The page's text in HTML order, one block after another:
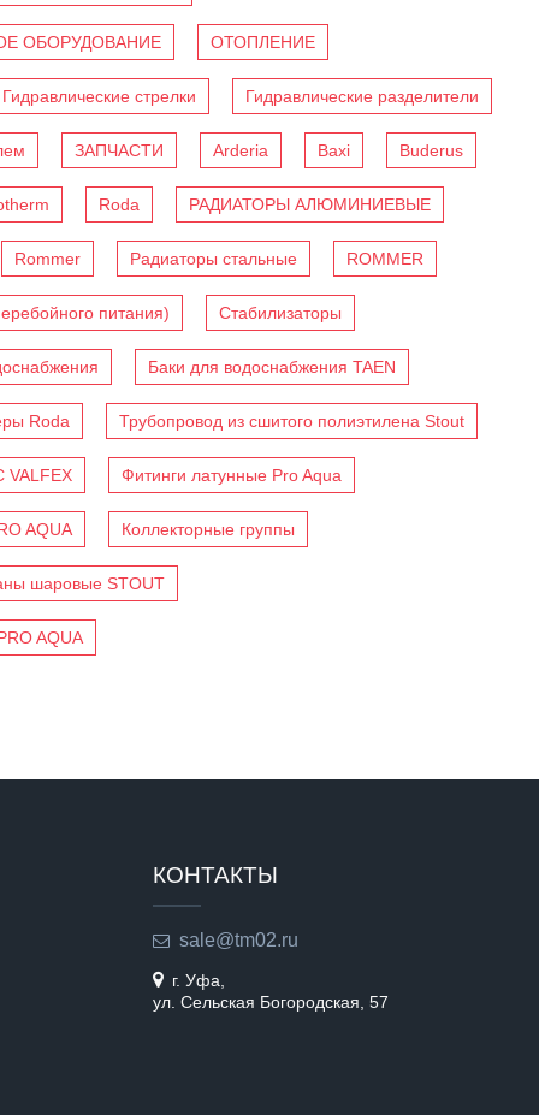
ОБОРУДОВАНИЕ ОТОПЛЕНИЕ
Гидравлические стрелки Гидравлические разделители
ЗАПЧАСТИ Arderia Baxi Buderus
Roda РАДИАТОРЫ АЛЮМИНИЕВЫЕ
Rommer Радиаторы стальные ROMMER
питания) Стабилизаторы
Баки для водоснабжения TAEN
Roda Трубопровод из сшитого полиэтилена Stout
VALFEX Фитинги латунные Pro Aqua
AQUA Коллекторные группы
шаровые STOUT
AQUA
КОНТАКТЫ
sale@tm02.ru
г. Уфа,
ул. Сельская Богородская, 57